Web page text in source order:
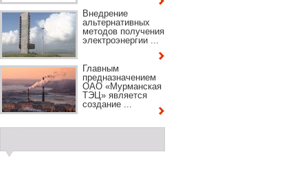
Внедрение
альтернативных
методов получения
электроэнергии ...
Главным
предназначением
ОАО «Мурманская
ТЭЦ» является
создание ...